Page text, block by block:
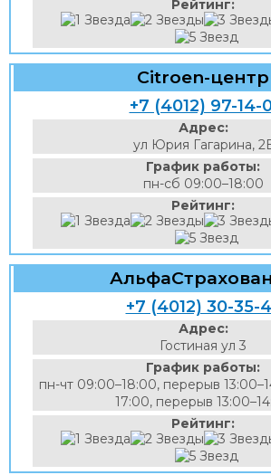
Рейтинг:
Citroеn-центр
+7 (4012) 97-14-
Адрес:
ул Юрия Гагарина,
График работы:
пн-сб 09:00–18:00
Рейтинг:
+7 (4012) 30-35-
Адрес:
Гостиная ул 3
График работы:
пн-чт 09:00–18:00, перерыв
17:00, перерыв
Рейтинг: